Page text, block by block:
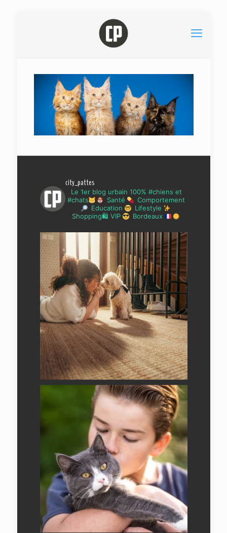
city_pattes
Le 1er blog urbain 100% #chiens et
#chats
Santé
Comportement
Education
Lifestyle
Shopping🛍 VIP
Bordeaux